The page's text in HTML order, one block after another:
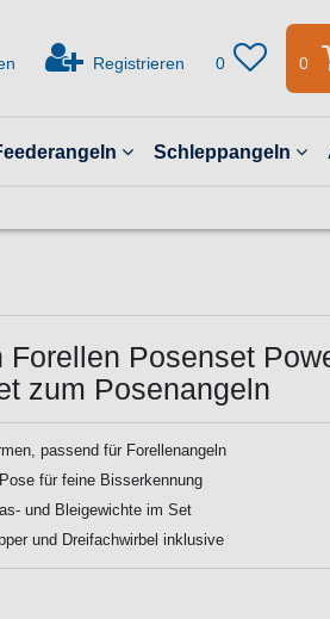
Registrieren 0 0
Schleppangeln
Forellen Posenset
zum Posenangeln
passend für Forellenangeln
für feine Bisserkennung
und Bleigewichte im Set
und Dreifachwirbel inklusive